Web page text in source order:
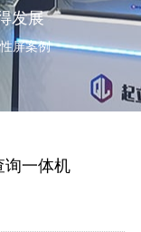
发展
屏案例
询一体机